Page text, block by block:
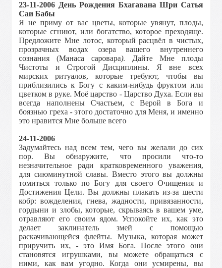
23-11-2006 День Рождения Бхагавана Шри Сатья
Саи Бабы
Я не приму от вас цветы, которые увянут, плоды,
которые сгниют, или богатство, которое преходяще.
Предложите Мне лотос, который расцвёл в чистых,
прозрачных водах озера вашего внутреннего
сознания (Манаса саровара). Дайте Мне плоды
Чистоты и Строгой Дисциплины. Я вне всех
мирских ритуалов, которые требуют, чтобы вы
приблизились к Богу с каким-нибудь фруктом или
цветком в руке. Моё царство - Царство Духа. Если вы
всегда наполнены Счастьем, с Верой в Бога и
боязнью греха - этого достаточно для Меня, и именно
это нравится Мне больше всего
24-11-2006
Задумайтесь над всем тем, чего вы желали до сих
пор. Вы обнаружите, что просили что-то
незначительное ради кратковременного уважения,
для сиюминутной славы. Вместо этого вы должны
томиться только по Богу для своего Очищения и
Достижения Цели. Вы должны плакать из-за шести
кобр: вожделения, гнева, жадности, привязанности,
гордыни и злобы, которые, скрываясь в вашем уме,
отравляют его своим ядом. Успокойте их, как это
делает заклинатель змей с помощью
раскачивающейся флейты. Музыка, которая может
приручить их, - это Имя Бога. После этого они
становятся игрушками, вы можете обращаться с
ними, как вам угодно. Когда они усмирены, вы